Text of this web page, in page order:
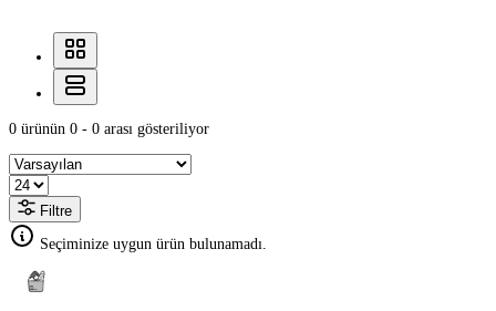
0 ürünün 0 - 0 arası gösteriliyor
Filtre
Seçiminize uygun ürün bulunamadı.